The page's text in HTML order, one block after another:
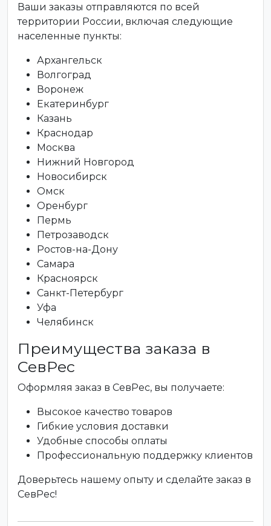
Ваши заказы отправляются по всей
территории России, включая следующие
населенные пункты:
Архангельск
Волгоград
Воронеж
Екатеринбург
Казань
Краснодар
Москва
Нижний Новгород
Новосибирск
Омск
Оренбург
Пермь
Петрозаводск
Ростов-на-Дону
Самара
Красноярск
Санкт-Петербург
Уфа
Челябинск
Преимущества заказа в
СевРес
Оформляя заказ в СевРес, вы получаете:
Высокое качество товаров
Гибкие условия доставки
Удобные способы оплаты
Профессиональную поддержку клиентов
Доверьтесь нашему опыту и сделайте заказ в
СевРес!